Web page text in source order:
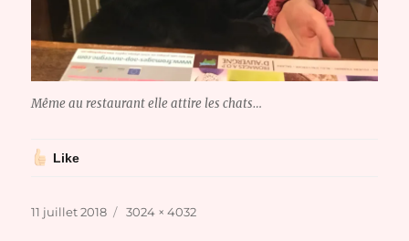
Même au restaurant elle attire les chats…
Like
Publié
11 juillet 2018
Taille
3024 × 4032